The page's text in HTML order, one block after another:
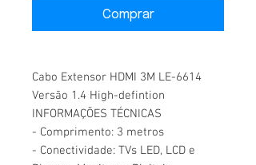
Comprar
Cabo Extensor HDMI 3M LE-6614
Versão 1.4 High-defintion
INFORMAÇÕES TÉCNICAS
- Comprimento: 3 metros
- Conectividade: TVs LED, LCD e